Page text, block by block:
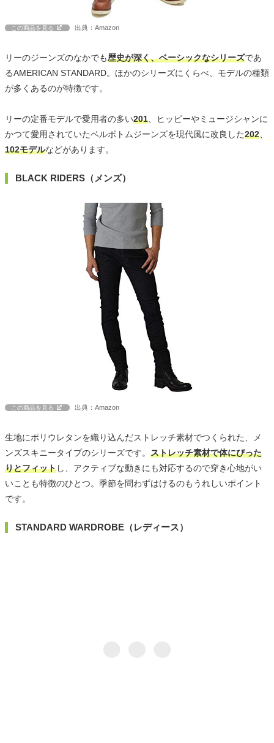
この商品を見る 出典：Amazon
リーのジーンズのなかでも歴史が深く、ベーシックなシリーズであ
るAMERICAN STANDARD。ほかのシリーズにくらべ、モデルの種類
が多くあるのが特徴です。
リーの定番モデルで愛用者の多い201、ヒッピーやミュージシャンに
かつて愛用されていたベルボトムジーンズを現代風に改良した202、
102モデルなどがあります。
BLACK RIDERS（メンズ）
この商品を見る 出典：Amazon
生地にポリウレタンを織り込んだストレッチ素材でつくられた、メ
ンズスキニータイプのシリーズです。 ストレッチ素材で体にぴった
りとフィットし、アクティブな動きにも対応するので穿き心地がい
いことも特徴のひとつ。季節を問わずはけるのもうれしいポイント
です。
STANDARD WARDROBE（レディース）